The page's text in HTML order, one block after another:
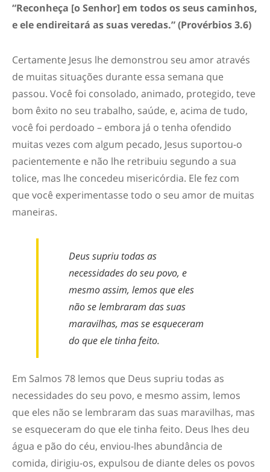
“Reconheça [o Senhor] em todos os seus caminhos,
e ele endireitará as suas veredas.”(Provérbios 3.6)
Certamente Jesus lhe demonstrou seu amor através
de muitas situações durante essa semana que
passou. Você foi consolado, animado, protegido, teve
bom êxito no seu trabalho, saúde, e, acima de tudo,
você foi perdoado – embora já o tenha ofendido
muitas vezes com algum pecado, Jesus suportou-o
pacientemente e não lhe retribuiu segundo a sua
tolice, mas lhe concedeu misericórdia. Ele fez com
que você experimentasse todo o seu amor de muitas
maneiras.
Deus supriu todas as
necessidades do seu povo, e
mesmo assim, lemos que eles
não se lembraram das suas
maravilhas, mas se esqueceram
do que ele tinha feito.
Em Salmos 78 lemos que Deus supriu todas as
necessidades do seu povo, e mesmo assim, lemos
que eles não se lembraram das suas maravilhas, mas
se esqueceram do que ele tinha feito. Deus lhes deu
água e pão do céu, enviou-lhes abundância de
comida, dirigiu-os, expulsou de diante deles os povos